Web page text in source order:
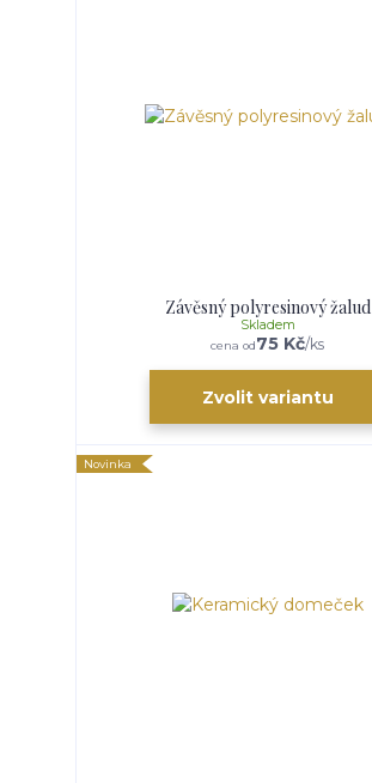
Závěsný polyresinový žalud
cena od75 Kč/ks
Skladem
Zvolit variantu
Novinka